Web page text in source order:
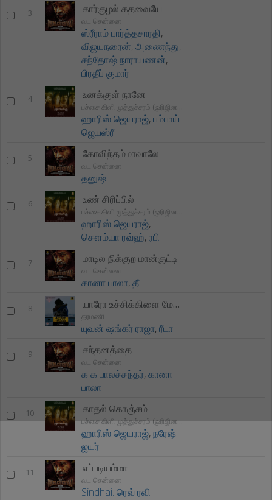
3 கார்குழல் கதவையே
வட சென்னை
ஸ்ரீராம் பார்த்தசாரதி,
விஜயநரைன்,அணைந்து,
சந்தோஷ் நாராயணன்,
பிரதீப் குமார்
4 உனக்குள் நானே
பச்சை கிளி முத்துச்சரம் (ஒரிஜினல் மோஷன் பிகிடுறே சௌண்டற்ற
ஹாரிஸ் ஜெயராஜ்,பம்பாய்
ஜெயஸ்ரீ
5 கோவிந்தம்மாவாலே
வட சென்னை
தனுஷ்
6 உண் சிரிப்பில்
பச்சை கிளி முத்துச்சரம் (ஒரிஜினல் மோஷன் பிகிடுறே சௌண்
ஹாரிஸ் ஜெயராஜ்,
சௌம்யா ரவ்ஹ்,ரபி
7 மாடில நிக்குற மான்குட்டி
வட சென்னை
கானா பாலா,தீ
8 யாரோ உச்சிக்கிளை மேலே
தரமணி
யுவன் ஷங்கர் ராஜா,ரீடா
9 சந்தனத்தை
வட சென்னை
க க பாலச்சந்தர்,கானா
பாலா
10 காதல் கொஞ்சம்
பச்சை கிளி முத்துச்சரம் (ஒரிஜினல் மோஷன் பிகிடுறே சௌந்திற்றாகி
ஹாரிஸ் ஜெயராஜ்,நரேஷ்
ஐயர்
11 எப்படியம்மா
வட சென்னை
Sindhai. ரெவ் ரவி